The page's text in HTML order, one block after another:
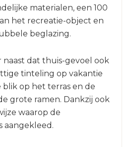
materialen, een 100
het recreatie-object en
beglazing.
naast dat thuis-gevoel ook
tinteling op vakantie
blik op het terras en de
grote ramen. Dankzij ook
waarop de
aangekleed.